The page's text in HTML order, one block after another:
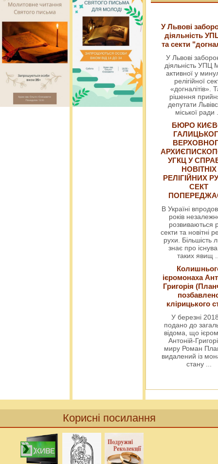
У Львові
діяльність
та секти
У Львові
діяльність УПЦ
активної у
релігійної
«догналітів».
рішення
депутати
міської ради
БЮРО
УГКЦ У
НОВІТНІХ
РЕЛІГІЙНИХ
СЕКТ
В Україні
років
розвиваються
секти та новітні
рухи. Більшість
знає про
таких явищ
ієромонаха
Григорія
клірицького
У березні
подано до
відома, що
Антоній-
миру Роман
видалений із
стану ...
Корисні посилання